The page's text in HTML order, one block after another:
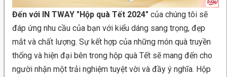
Đến với IN TWAY "Hộp quà Tết 2024" của chúng tôi sẽ
đáp ứng nhu cầu của bạn với kiểu dáng sang trọng, đẹp
mắt và chất lượng. Sự kết hợp của những món quà truyền
thống và hiện đại bên trong hộp quà Tết sẽ mang đến cho
người nhận một trải nghiệm tuyệt vời và đầy ý nghĩa. Hộp